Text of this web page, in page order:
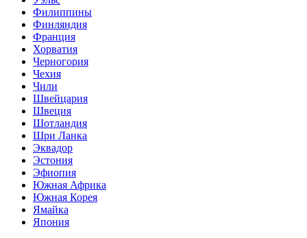
Филиппины
Финляндия
Франция
Хорватия
Черногория
Чехия
Чили
Швейцария
Швеция
Шотландия
Шри Ланка
Эквадор
Эстония
Эфиопия
Южная Африка
Южная Корея
Ямайка
Япония